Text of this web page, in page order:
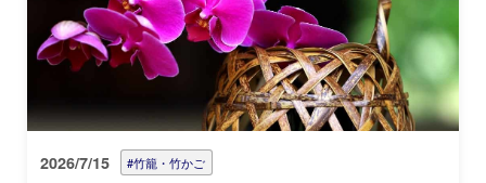
2026/7/15 #竹籠・竹かご